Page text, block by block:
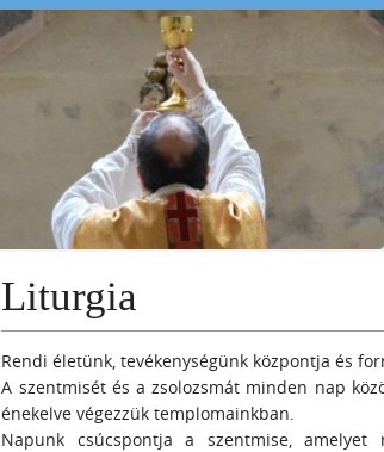
Liturgia
Rendi életünk, tevékenységünk központja és
A szentmisét és a zsolozsmát minden nap
énekelve végezzük templomainkban.
Napunk csúcspontja a szentmise,